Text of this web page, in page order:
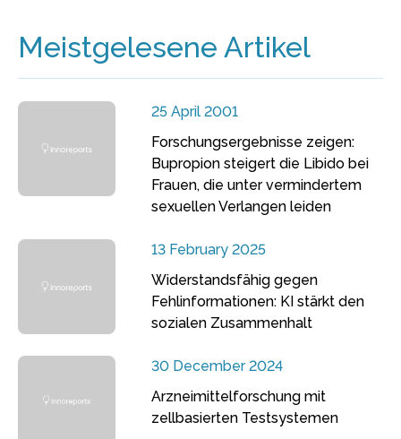
Meistgelesene Artikel
25 April 2001
Forschungsergebnisse zeigen:
Bupropion steigert die Libido bei
Frauen, die unter vermindertem
sexuellen Verlangen leiden
13 February 2025
Widerstandsfähig gegen
Fehlinformationen: KI stärkt den
sozialen Zusammenhalt
30 December 2024
Arzneimittelforschung mit
zellbasierten Testsystemen